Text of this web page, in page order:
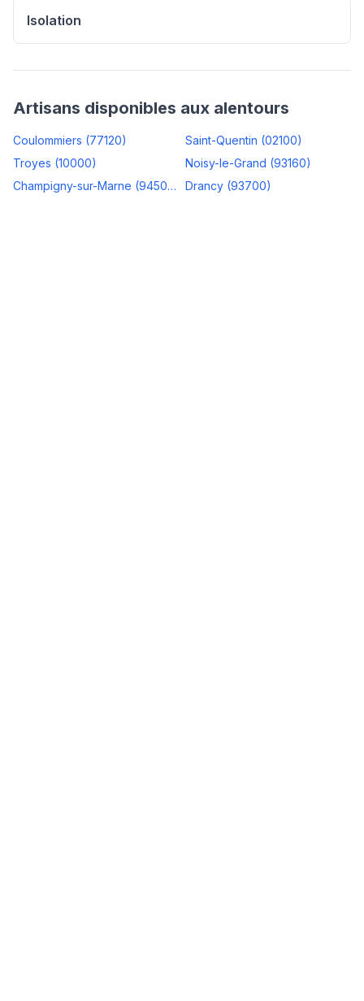
Isolation
Artisans disponibles aux alentours
Coulommiers (77120) Saint-Quentin (02100)
Troyes (10000) Noisy-le-Grand (93160)
Champigny-sur-Marne (94500 ) Drancy (93700)